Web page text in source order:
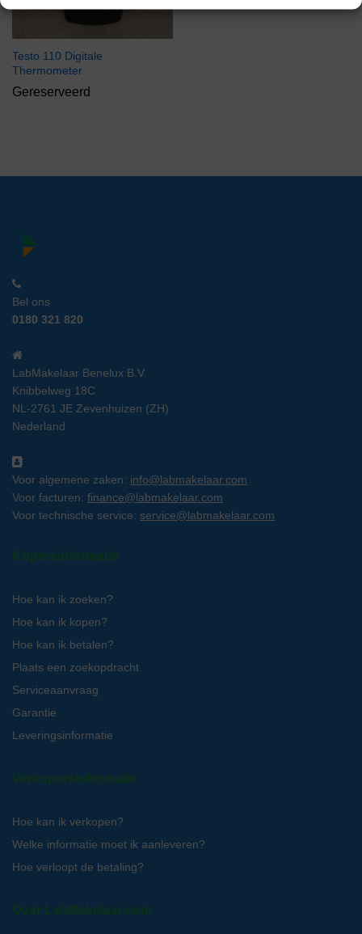
Testo 110 Digitale
Thermometer
Gereserveerd
Bel ons
0180 321 820
LabMakelaar Benelux B.V.
Knibbelweg 18C
NL-2761 JE Zevenhuizen (ZH)
Nederland
Voor algemene zaken: info@labmakelaar.com
Voor facturen: finance@labmakelaar.com
Voor technische service: service@labmakelaar.com
Kopersinformatie
Hoe kan ik zoeken?
Hoe kan ik kopen?
Hoe kan ik betalen?
Plaats een zoekopdracht
Serviceaanvraag
Garantie
Leveringsinformatie
Verkopersinformatie
Hoe kan ik verkopen?
Welke informatie moet ik aanleveren?
Hoe verloopt de betaling?
Over LabMakelaar.com